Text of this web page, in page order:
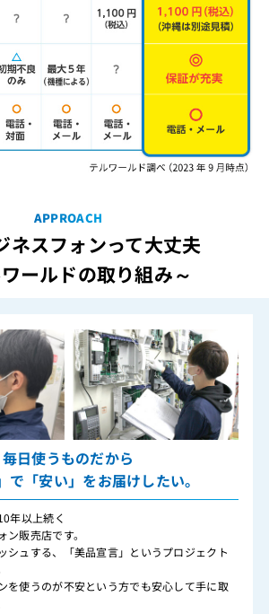
APPROACH
ネスフォンって大丈夫
ールドの取り組み～
毎日使うものだから
で「安い」をお届けしたい。
年以上続く
販売店です。
シュする、「美品宣言」というプロジェクト
を使うのが不安という方でも安心して手に取